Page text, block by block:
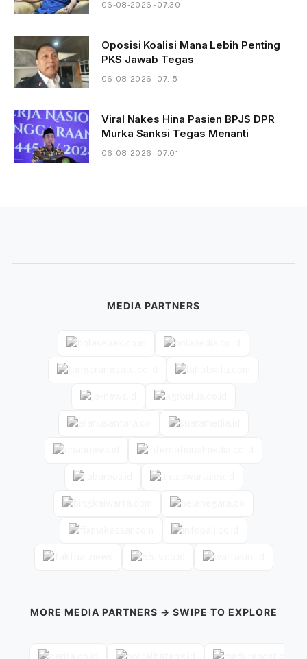
06-08-2026 - 07.30
Oposisi Koalisi Mana Lebih Penting
PKS Jawab Tegas
06-08-2026 - 07.15
Viral Nakes Hina Pasien BPJS DPR
Murka Sanksi Tegas Menanti
06-08-2026 - 07.01
MEDIA PARTNERS
MORE MEDIA PARTNERS → SWIPE TO EXPLORE